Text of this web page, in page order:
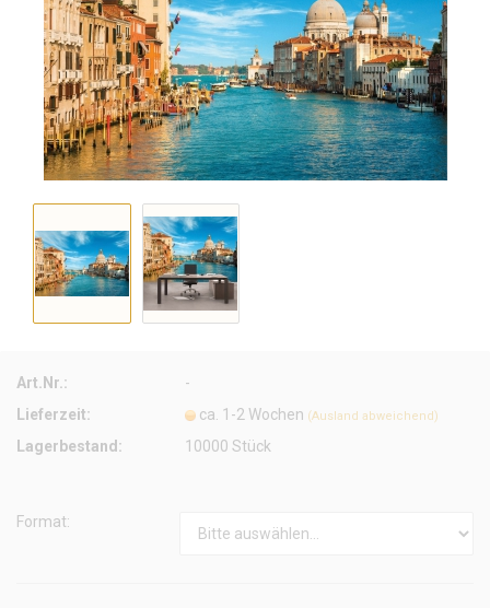
Art.Nr.:
-
Lieferzeit:
ca. 1-2 Wochen (Ausland abweichend)
Lagerbestand: 10000Stück
Format: